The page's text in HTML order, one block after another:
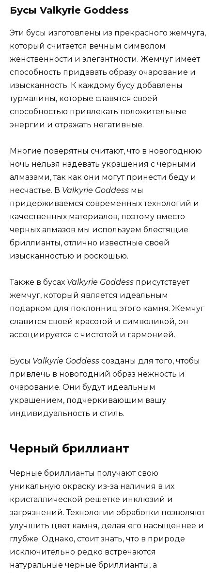
Бусы Valkyrie Goddess
Эти бусы изготовлены из прекрасного жемчуга,
который считается вечным символом
женственности и элегантности. Жемчуг имеет
способность придавать образу очарование и
изысканность. К каждому бусу добавлены
турмалины, которые славятся своей
способностью привлекать положительные
энергии и отражать негативные.
Многие поверятны считают, что в новогоднюю
ночь нельзя надевать украшения с черными
алмазами, так как они могут принести беду и
несчастье. В Valkyrie Goddess мы
придерживаемся современных технологий и
качественных материалов, поэтому вместо
черных алмазов мы используем блестящие
бриллианты, отлично известные своей
изысканностью и роскошью.
Также в бусах Valkyrie Goddess присутствует
жемчуг, который является идеальным
подарком для поклонниц этого камня. Жемчуг
славится своей красотой и символикой, он
ассоциируется с чистотой и гармонией.
Бусы Valkyrie Goddess созданы для того, чтобы
привлечь в новогодний образ нежность и
очарование. Они будут идеальным
украшением, подчеркивающим вашу
индивидуальность и стиль.
Черный бриллиант
Черные бриллианты получают свою
уникальную окраску из-за наличия в их
кристаллической решетке инклюзий и
загрязнений. Технологии обработки позволяют
улучшить цвет камня, делая его насыщеннее и
глубже. Однако, стоит знать, что в природе
исключительно редко встречаются
натуральные черные бриллианты, а